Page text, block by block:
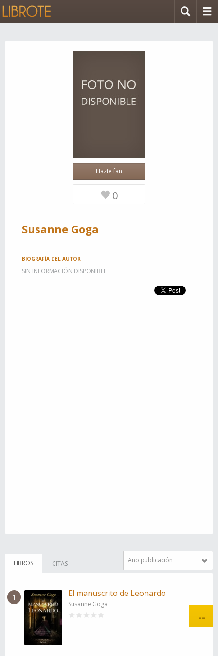
Hazte fan
0
Susanne Goga
BIOGRAFÍA DEL AUTOR
SIN INFORMACIÓN DISPONIBLE
LIBROS CITAS Año publicación
1 El manuscrito de Leonardo
Susanne Goga
--